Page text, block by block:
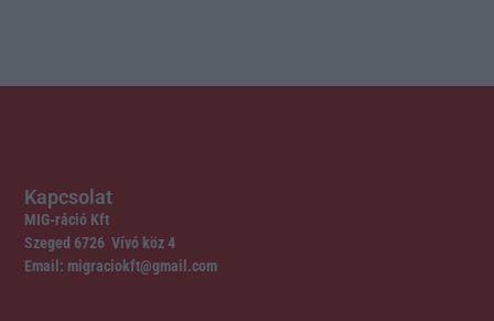
Kapcsolat
MIG-ráció Kft
Szeged 6726 Vívó köz 4
Email: migraciokft@gmail.com